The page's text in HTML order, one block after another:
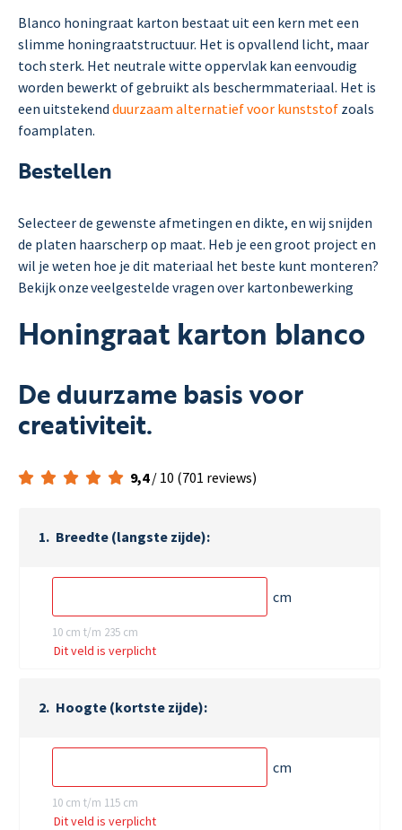
Blanco honingraat karton bestaat uit een kern met een
slimme honingraatstructuur. Het is opvallend licht, maar
toch sterk. Het neutrale witte oppervlak kan eenvoudig
worden bewerkt of gebruikt als beschermmateriaal. Het is
een uitstekend duurzaam alternatief voor kunststof zoals
foamplaten.
Bestellen
Selecteer de gewenste afmetingen en dikte, en wij snijden
de platen haarscherp op maat. Heb je een groot project en
wil je weten hoe je dit materiaal het beste kunt monteren?
Bekijk onze veelgestelde vragen over kartonbewerking
Honingraat karton blanco
De duurzame basis voor
creativiteit.
9,4/ 10 (701 reviews)
Breedte (langste zijde)
cm
10 cm t/m 235 cm
Dit veld is verplicht
Hoogte (kortste zijde)
cm
10 cm t/m 115 cm
Dit veld is verplicht